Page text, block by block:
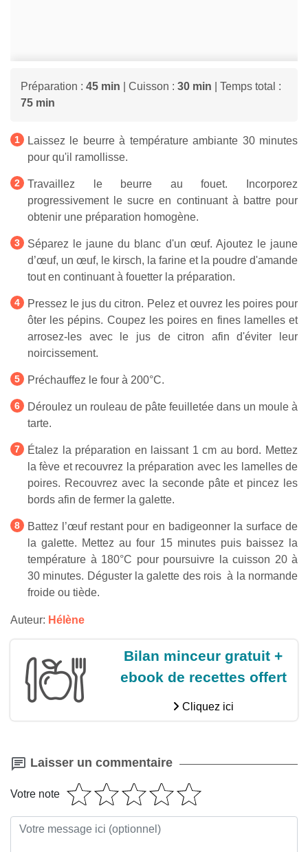
Préparation : 45 min | Cuisson : 30 min | Temps total :
75 min
Laissez le beurre à température ambiante 30 minutes
pour qu'il ramollisse.
Travaillez le beurre au fouet. Incorporez
progressivement le sucre en continuant à battre pour
obtenir une préparation homogène.
Séparez le jaune du blanc d'un œuf. Ajoutez le jaune
d’œuf, un œuf, le kirsch, la farine et la poudre d'amande
tout en continuant à fouetter la préparation.
Pressez le jus du citron. Pelez et ouvrez les poires pour
ôter les pépins. Coupez les poires en fines lamelles et
arrosez-les avec le jus de citron afin d'éviter leur
noircissement.
Préchauffez le four à 200°C.
Déroulez un rouleau de pâte feuilletée dans un moule à
tarte.
Étalez la préparation en laissant 1 cm au bord. Mettez
la fève et recouvrez la préparation avec les lamelles de
poires. Recouvrez avec la seconde pâte et pincez les
bords afin de fermer la galette.
Battez l’œuf restant pour en badigeonner la surface de
la galette. Mettez au four 15 minutes puis baissez la
température à 180°C pour poursuivre la cuisson 20 à
30 minutes. Déguster la galette des rois à la normande
froide ou tiède.
Auteur: Hélène
Bilan minceur gratuit +
ebook de recettes offert
Cliquez ici
Laisser un commentaire
Votre note